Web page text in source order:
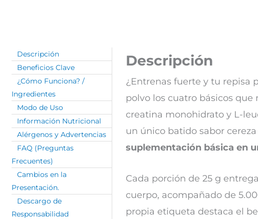
Descripción
Beneficios Clave
¿Cómo Funciona? /
Ingredientes
Modo de Uso
Información Nutricional
Alérgenos y Advertencias
FAQ (Preguntas
Frecuentes)
Cambios en la
Presentación.
Descargo de
Responsabilidad
Descripción
¿Entrenas fuerte y tu repisa
polvo los cuatro básicos
creatina monohidrato y L-
un único batido sabor
suplementación básica en
Cada porción de 25 g
cuerpo, acompañado de
propia etiqueta destaca el